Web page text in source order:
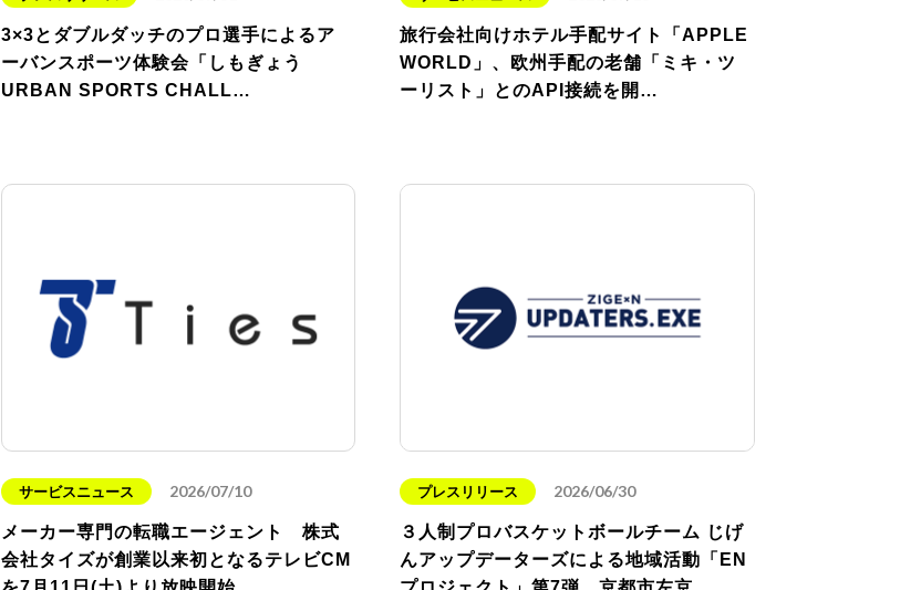
3×3とダブルダッチのプロ選手によるア
ーバンスポーツ体験会「しもぎょう
URBAN SPORTS CHALL…
旅行会社向けホテル手配サイト「APPLE
WORLD」、欧州手配の老舗「ミキ・ツ
ーリスト」とのAPI接続を開…
サービスニュース 2026/07/10
メーカー専門の転職エージェント 株式
会社タイズが創業以来初となるテレビCM
プレスリリース 2026/06/30
３人制プロバスケットボールチーム じげ
んアップデーターズによる地域活動「EN